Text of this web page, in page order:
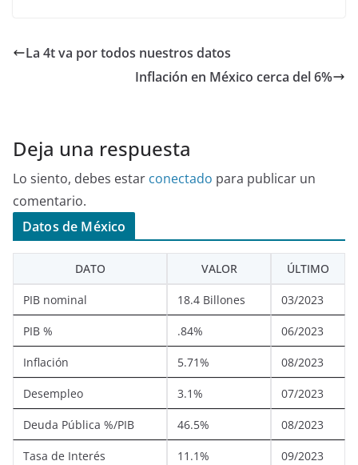
La 4t va por todos nuestros datos
Inflación en México cerca del 6%
Deja una respuesta
Lo siento, debes estar conectado para publicar un
comentario.
Datos de México
DATO VALOR ÚLTIMO
PIB nominal 18.4 Billones 03/2023
PIB % .84% 06/2023
Inflación 5.71% 08/2023
Desempleo 3.1% 07/2023
Deuda Pública %/PIB 46.5% 08/2023
Tasa de Interés 11.1% 09/2023